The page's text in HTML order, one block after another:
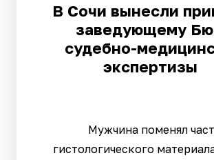
В Сочи вынесли
заведующему
судебно-
экспертизы
Мужчина поменял
гистологического